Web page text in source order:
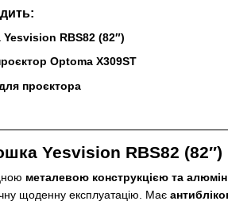
Yesvision RBS82 (82″)
Optoma X309ST
проєктора
Yesvision RBS82 (82″)
металевою конструкцією та
щоденну експлуатацію. Має